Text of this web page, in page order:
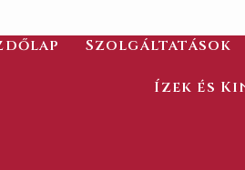
Szolgáltatások
Ízek és